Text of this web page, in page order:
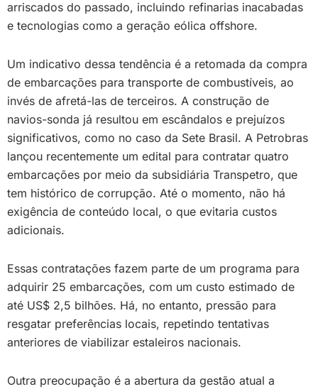
arriscados do passado, incluindo refinarias inacabadas
e tecnologias como a geração eólica offshore.
Um indicativo dessa tendência é a retomada da compra
de embarcações para transporte de combustíveis, ao
invés de afretá-las de terceiros. A construção de
navios-sonda já resultou em escândalos e prejuízos
significativos, como no caso da Sete Brasil. A Petrobras
lançou recentemente um edital para contratar quatro
embarcações por meio da subsidiária Transpetro, que
tem histórico de corrupção. Até o momento, não há
exigência de conteúdo local, o que evitaria custos
adicionais.
Essas contratações fazem parte de um programa para
adquirir 25 embarcações, com um custo estimado de
até US$ 2,5 bilhões. Há, no entanto, pressão para
resgatar preferências locais, repetindo tentativas
anteriores de viabilizar estaleiros nacionais.
Outra preocupação é a abertura da gestão atual a